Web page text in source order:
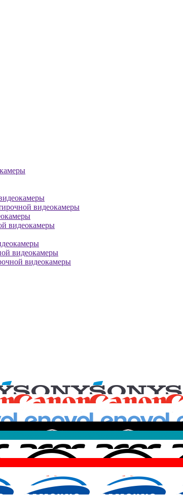
видеокамеры
видеокамеры
видеокамеры
видеокамеры